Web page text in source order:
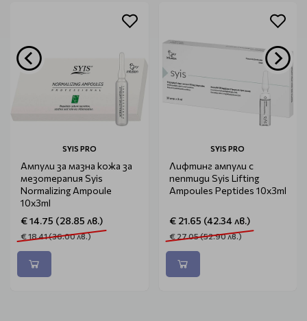
SYIS PRO
Ампули за мазна кожа за
мезотерапия Syis
Normalizing Ampoule
10х3ml
€ 14.75 (28.85 лв.)
€ 18.41 (36.00 лв.)
SYIS PRO
Лифтинг ампули с
пептиди Syis Lifting
Ampoules Peptides 10х3ml
€ 21.65 (42.34 лв.)
€ 27.05 (52.90 лв.)